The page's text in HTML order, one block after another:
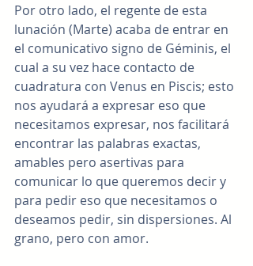
Por otro lado, el regente de esta
lunación (Marte) acaba de entrar en
el comunicativo signo de Géminis, el
cual a su vez hace contacto de
cuadratura con Venus en Piscis; esto
nos ayudará a expresar eso que
necesitamos expresar, nos facilitará
encontrar las palabras exactas,
amables pero asertivas para
comunicar lo que queremos decir y
para pedir eso que necesitamos o
deseamos pedir, sin dispersiones. Al
grano, pero con amor.